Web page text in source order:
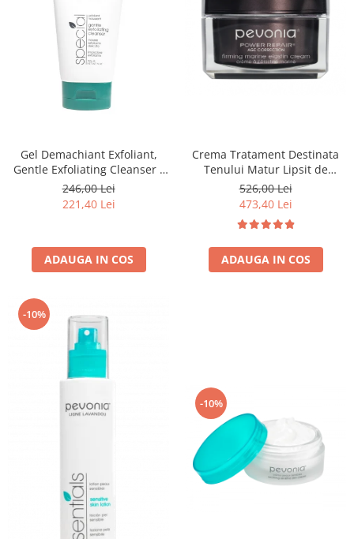
Gel Demachiant Exfoliant,
Gentle Exfoliating Cleanser -
150ml
246,00 Lei
221,40 Lei
ADAUGA IN COS
Crema Tratament Destinata
Tenului Matur Lipsit de
Elasticitate, Power Repair®
Firming Marine Elastin Cream
- 50ml
526,00 Lei
473,40 Lei
ADAUGA IN COS
-10%
-10%